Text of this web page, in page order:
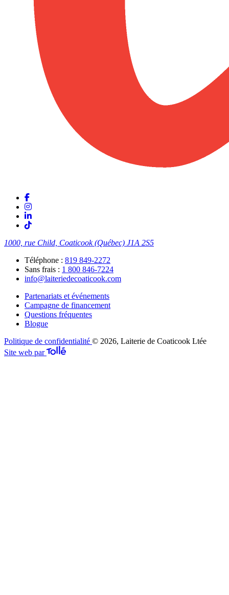
1000, rue Child, Coaticook (Québec) J1A 2S5
Téléphone : 819 849-2272
Sans frais : 1 800 846-7224
info@laiteriedecoaticook.com
Partenariats et événements
Campagne de financement
Questions fréquentes
Blogue
Politique de confidentialité © 2026, Laiterie de Coaticook Ltée
Site web par